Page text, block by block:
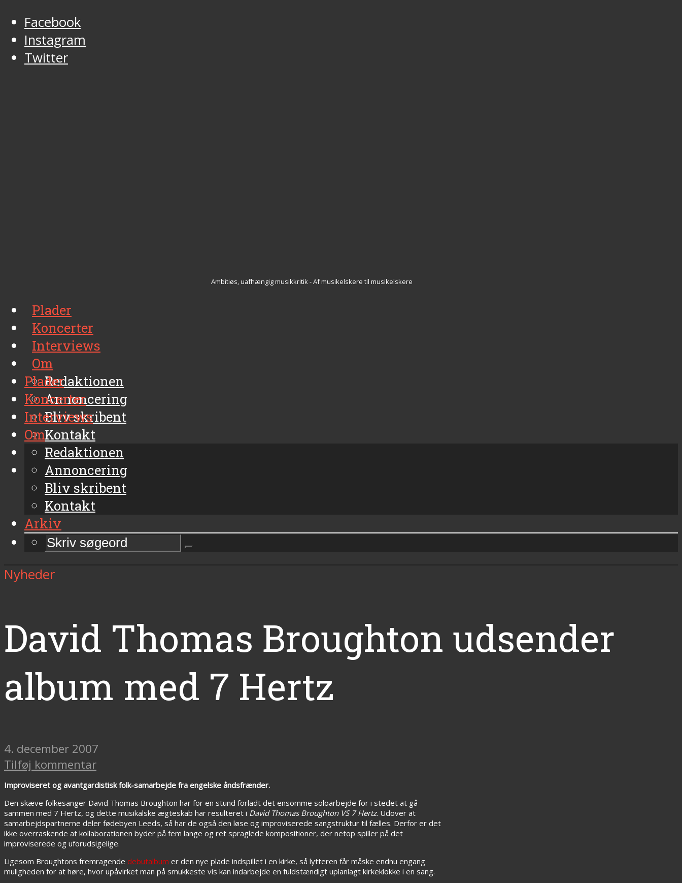
Facebook
Instagram
Twitter
Ambitiøs, uafhængig musikkritik - Af musikelskere til musikelskere
Plader
Koncerter
Interviews
Om
Redaktionen
Annoncering
Bliv skribent
Kontakt
Arkiv
Plader
Koncerter
Interviews
Om
Redaktionen
Annoncering
Bliv skribent
Kontakt
Arkiv
Nyheder
David Thomas Broughton udsender
album med 7 Hertz
4. december 2007
Tilføj kommentar
Improviseret og avantgardistisk folk-samarbejde fra engelske åndsfrænder.
Den skæve folkesanger David Thomas Broughton har for en stund forladt det ensomme soloarbejde for i stedet at gå
sammen med 7 Hertz, og dette musikalske ægteskab har resulteret i David Thomas Broughton VS 7 Hertz. Udover at
samarbejdspartnerne deler fødebyen Leeds, så har de også den løse og improviserede sangstruktur til fælles. Derfor er det
ikke overraskende at kollaborationen byder på fem lange og ret spraglede kompositioner, der netop spiller på det
improviserede og uforudsigelige.
Ligesom Broughtons fremragende debutalbum er den nye plade indspillet i en kirke, så lytteren får måske endnu engang
muligheden for at høre, hvor upåvirket man på smukkeste vis kan indarbejde en fuldstændigt uplanlagt kirkeklokke i en sang.